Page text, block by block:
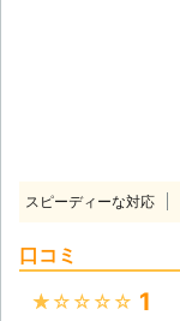
スピーディーな対応
口コミ
★★★★★ 1